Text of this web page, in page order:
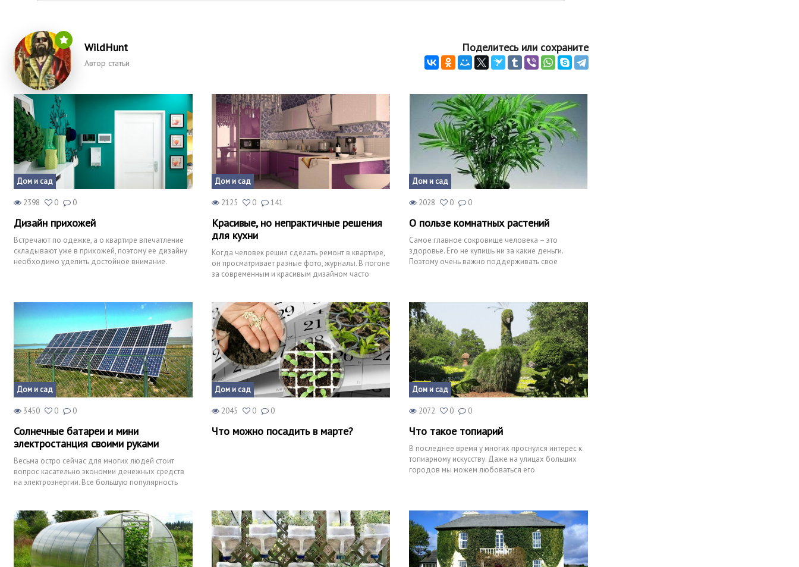
WildHunt
Автор статьи
Поделитесь или сохраните
Дом и сад
2398 0 0
Дизайн прихожей
Встречают по одежке, а о квартире впечатление
складывают уже в прихожей, поэтому ее дизайну
необходимо уделить достойное внимание.
Дом и сад
2125 0 141
Красивые, но непрактичные решения
для кухни
Когда человек решил сделать ремонт в квартире,
он просматривает разные фото, журналы. В погоне
за современным и красивым дизайном часто
Дом и сад
2028 0 0
О пользе комнатных растений
Самое главное сокровище человека – это
здоровье. Его не купишь ни за какие деньги.
Поэтому очень важно поддерживать свое
Дом и сад
3450 0 0
Солнечные батареи и мини
электростанция своими руками
Весьма остро сейчас для многих людей стоит
вопрос касательно экономии денежных средств
на электроэнергии. Все большую популярность
Дом и сад
2045 0 0
Что можно посадить в марте?
Дом и сад
2072 0 0
Что такое топиарий
В последнее время у многих проснулся интерес к
топиарному искусству. Даже на улицах больших
городов мы можем любоваться его